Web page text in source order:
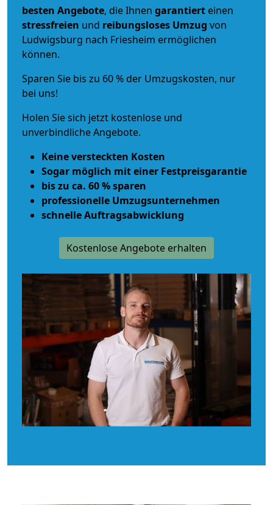
besten Angebote, die Ihnen garantiert einen
stressfreien und reibungsloses Umzug von
Ludwigsburg nach Friesheim ermöglichen
können.
Sparen Sie bis zu 60 % der Umzugskosten, nur
bei uns!
Holen Sie sich jetzt kostenlose und
unverbindliche Angebote.
Keine versteckten Kosten
Sogar möglich mit einer Festpreisgarantie
bis zu ca. 60 % sparen
professionelle Umzugsunternehmen
schnelle Auftragsabwicklung
Kostenlose Angebote erhalten